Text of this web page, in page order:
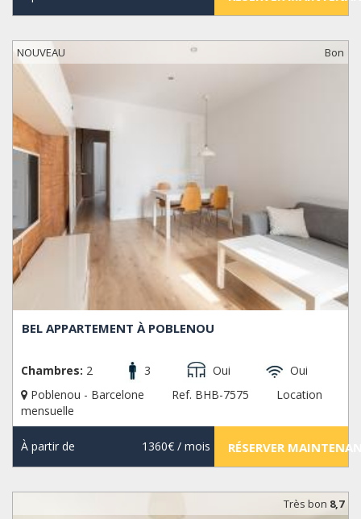
NOUVEAU Bon
BEL APPARTEMENT À POBLENOU
Chambres: 2 3 Oui
Oui
Poblenou - Barcelone
Ref. BHB-7575
Location
mensuelle
À partir de 1360€/ mois RÉSERVER
Très bon 8,7